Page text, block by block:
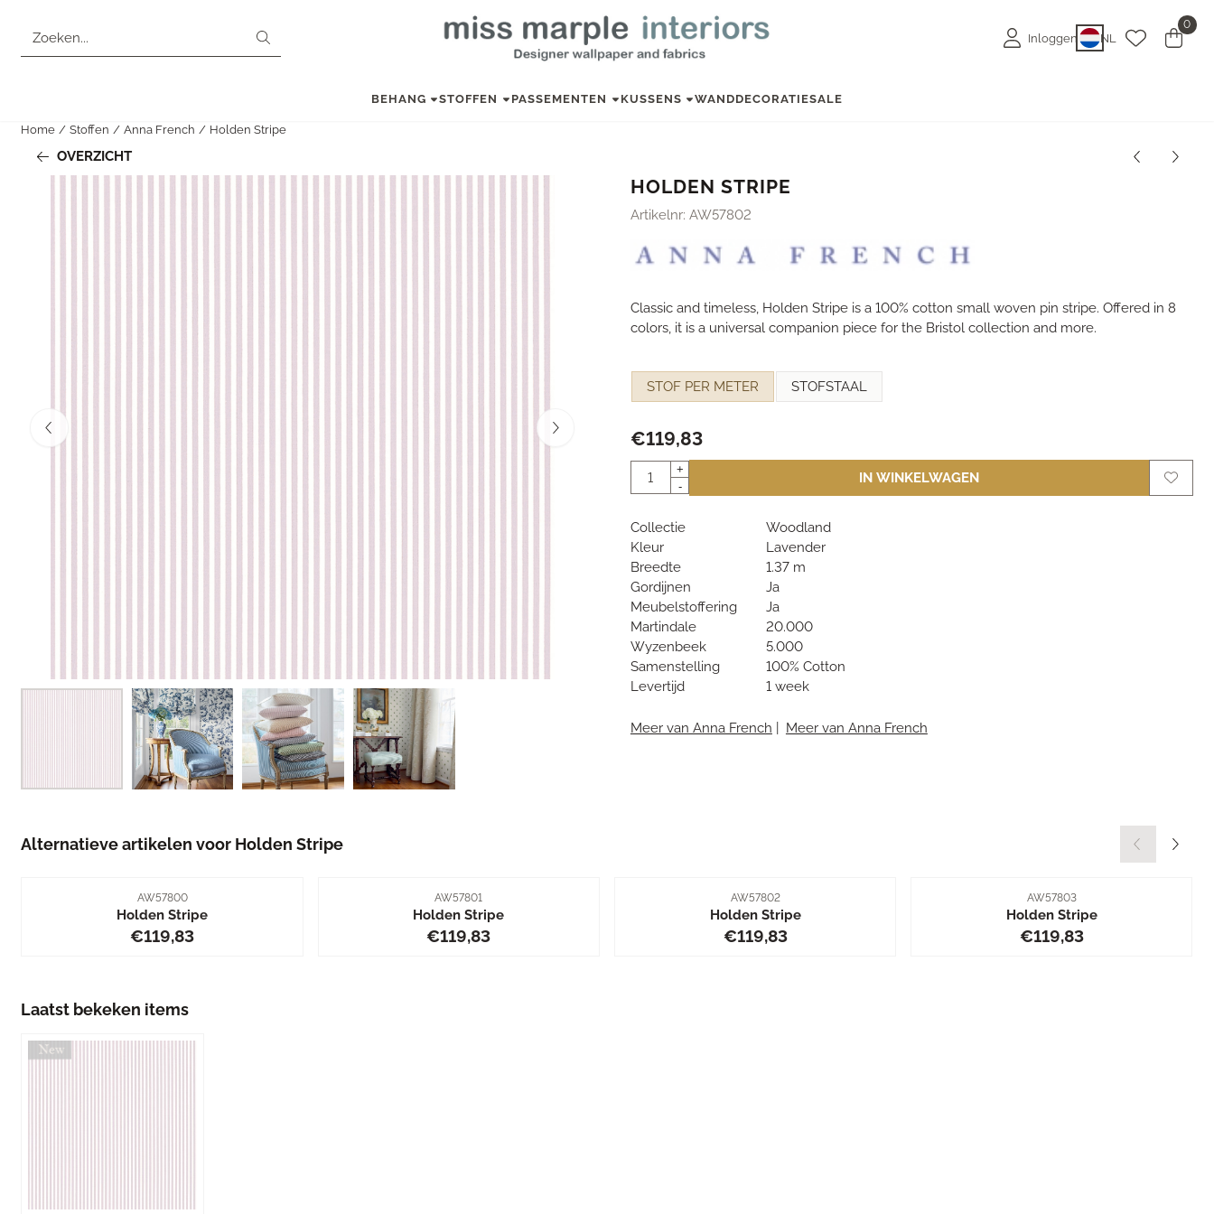
Inloggen NL
0
BEHANG STOFFEN PASSEMENTEN KUSSENS WANDDECORATIESALE
Home / Stoffen / Anna French / Holden Stripe
OVERZICHT
HOLDEN STRIPE
Artikelnr: AW57802
Classic and timeless, Holden Stripe is a 100% cotton small woven pin stripe. Offered in 8
colors, it is a universal companion piece for the Bristol collection and more.
STOF PER METER
STOFSTAAL
€119,83
Aantal
+
-
IN WINKELWAGEN
Collectie
Woodland
Kleur
Lavender
Breedte
1.37 m
Gordijnen
Ja
Meubelstoffering
Ja
Martindale
20.000
Wyzenbeek
5.000
Samenstelling
100% Cotton
Levertijd
1 week
Meer van Anna French Meer van Anna French
Alternatieve artikelen voor Holden Stripe
Artikelnummer
AW57800
Holden Stripe
Prijs: 119,83
€119,83
Artikelnummer
AW57801
Holden Stripe
Prijs: 119,83
€119,83
Artikelnummer
AW57802
Holden Stripe
Prijs: 119,83
€119,83
Artikelnummer
AW57803
Holden Stripe
Prijs: 119,83
€119,83
Laatst bekeken items